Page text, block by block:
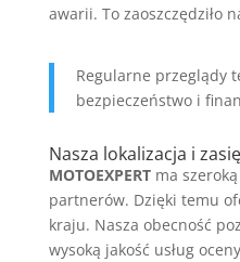
awarii. To zaoszczędziło
Regularne przeglądy
bezpieczeństwo i
Nasza lokalizacja i
MOTOEXPERTma szeroką
partnerów. Dzięki temu
kraju. Nasza obecność
wysoką jakość usług